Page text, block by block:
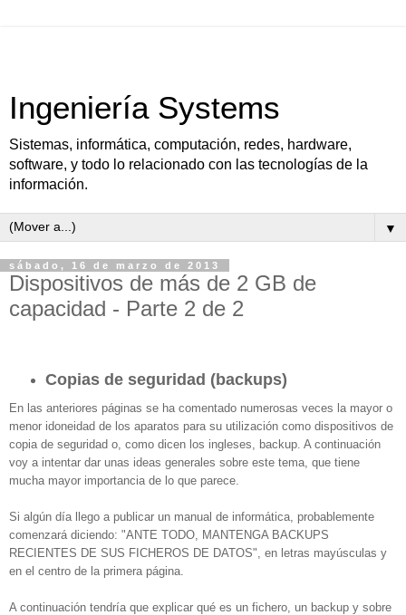
Ingeniería Systems
Sistemas, informática, computación, redes, hardware,
software, y todo lo relacionado con las tecnologías de la
información.
▼
sábado, 16 de marzo de 2013
Dispositivos de más de 2 GB de
capacidad - Parte 2 de 2
Copias de seguridad (backups)
En las anteriores páginas se ha comentado numerosas veces la mayor o
menor idoneidad de los aparatos para su utilización como dispositivos de
copia de seguridad o, como dicen los ingleses, backup. A continuación
voy a intentar dar unas ideas generales sobre este tema, que tiene
mucha mayor importancia de lo que parece.
Si algún día llego a publicar un manual de informática, probablemente
comenzará diciendo: "ANTE TODO, MANTENGA BACKUPS
RECIENTES DE SUS FICHEROS DE DATOS", en letras mayúsculas y
en el centro de la primera página.
A continuación tendría que explicar qué es un fichero, un backup y sobre